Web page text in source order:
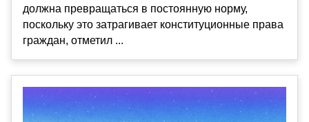
должна превращаться в постоянную норму,
поскольку это затрагивает конституционные права
граждан, отметил ...